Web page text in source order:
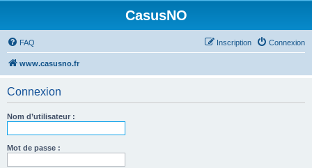
CasusNO
FAQ Connexion
Inscription
www.casusno.fr
Connexion
Nom d’utilisateur :
Mot de passe :